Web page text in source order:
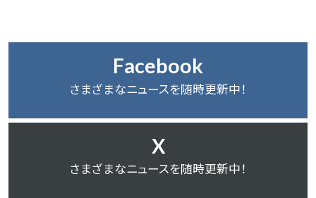
Facebook
さまざまなニュースを随時更新中！
X
さまざまなニュースを随時更新中！